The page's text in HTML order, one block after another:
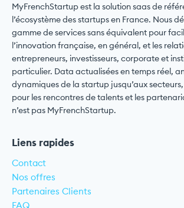
MyFrenchStartup est la solution saas de
l’écosystème des startups en France. Nous
gamme de services sans équivalent pour
l’innovation française, en général, et les
entrepreneurs, investisseurs, corporate et
particulier. Data actualisées en temps réel,
dynamiques de la startup jusqu’aux
pour les rencontres de talents et les
n’est pas MyFrenchStartup.
Liens rapides
Contact
Nos offres
Partenaires Clients
FAQ